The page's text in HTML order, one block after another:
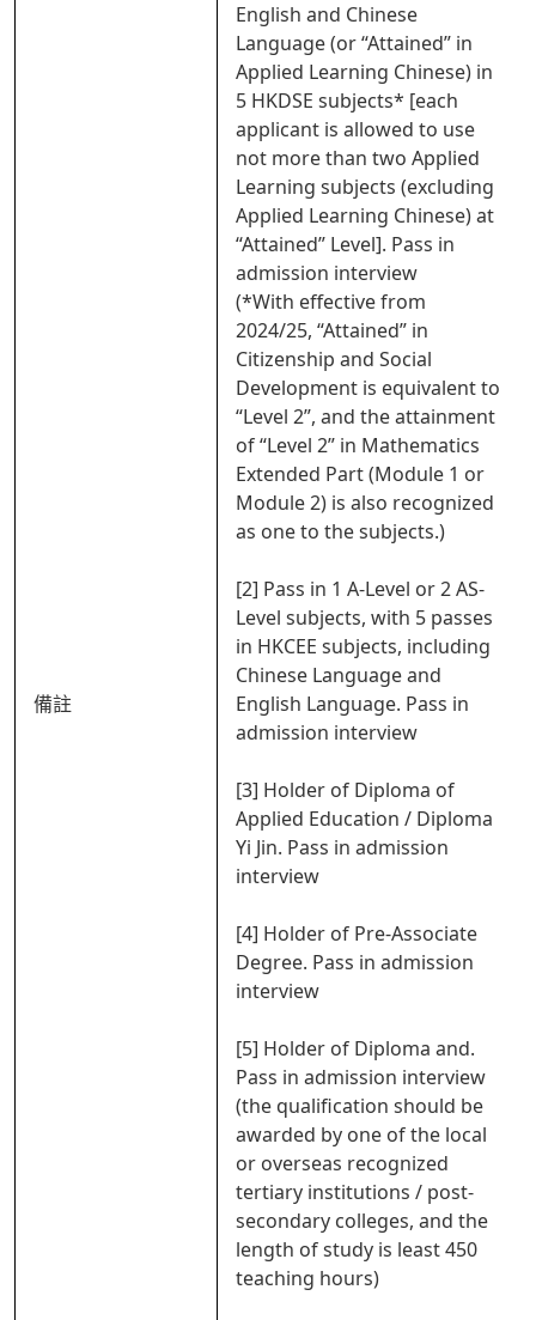
備註
English and Chinese
Language (or “Attained” in
Applied Learning Chinese) in
5 HKDSE subjects* [each
applicant is allowed to use
not more than two Applied
Learning subjects (excluding
Applied Learning Chinese) at
“Attained” Level]. Pass in
admission interview
(*With effective from
2024/25, “Attained” in
Citizenship and Social
Development is equivalent to
“Level 2”, and the attainment
of “Level 2” in Mathematics
Extended Part (Module 1 or
Module 2) is also recognized
as one to the subjects.)
[2] Pass in 1 A-Level or 2 AS-
Level subjects, with 5 passes
in HKCEE subjects, including
Chinese Language and
English Language. Pass in
admission interview
[3] Holder of Diploma of
Applied Education / Diploma
Yi Jin. Pass in admission
interview
[4] Holder of Pre-Associate
Degree. Pass in admission
interview
[5] Holder of Diploma and.
Pass in admission interview
(the qualification should be
awarded by one of the local
or overseas recognized
tertiary institutions / post-
secondary colleges, and the
length of study is least 450
teaching hours)